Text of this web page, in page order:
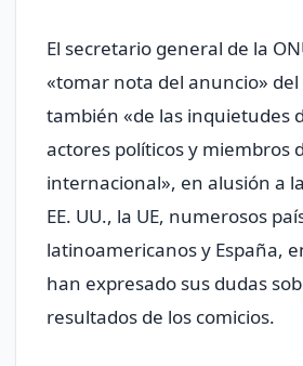
El secretario general de la
«tomar nota del anuncio» del
también «de las inquietudes
actores políticos y miembros
internacional», en alusión a
EE. UU., la UE, numerosos
latinoamericanos y España,
han expresado sus dudas
resultados de los comicios.